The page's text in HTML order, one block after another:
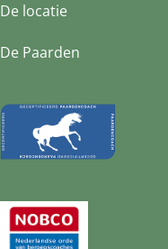
De locatie
De Paarden